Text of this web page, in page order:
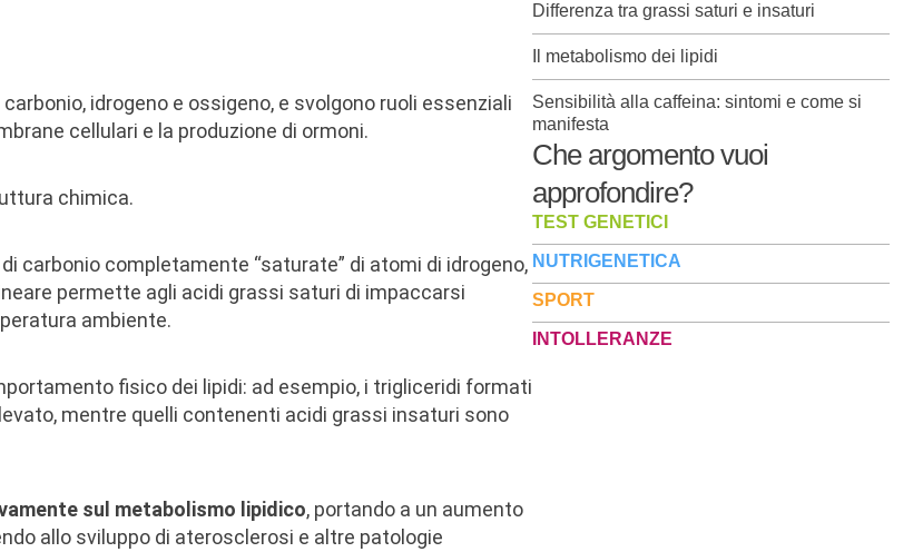
idrogeno e ossigeno, e svolgono ruoli essenziali
cellulari e la produzione di ormoni.
chimica.
carbonio completamente “saturate” di atomi di idrogeno,
permette agli acidi grassi saturi di impaccarsi
ambiente.
fisico dei lipidi: ad esempio, i trigliceridi formati
mentre quelli contenenti acidi grassi insaturi sono
sul metabolismo lipidico, portando a un aumento
allo sviluppo di aterosclerosi e altre patologie
Differenza tra grassi saturi e insaturi
Il metabolismo dei lipidi
Sensibilità alla caffeina: sintomi e come si
manifesta
Che argomento vuoi
approfondire?
TEST GENETICI
NUTRIGENETICA
SPORT
INTOLLERANZE